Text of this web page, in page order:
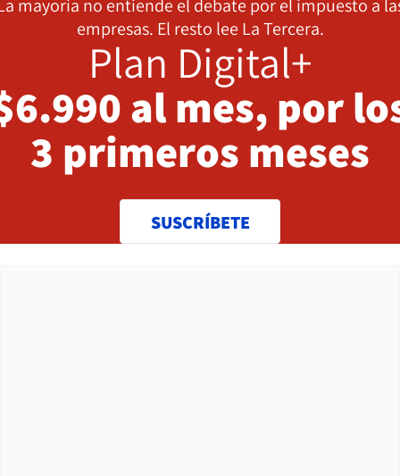
mayoría no entiende el debate por el impuesto a
empresas. El resto lee La Tercera.
Plan Digital+
al mes, por
3 primeros meses
SUSCRÍBETE